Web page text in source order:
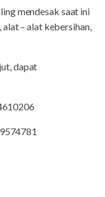
mendesak saat ini
– alat kebersihan,
dapat